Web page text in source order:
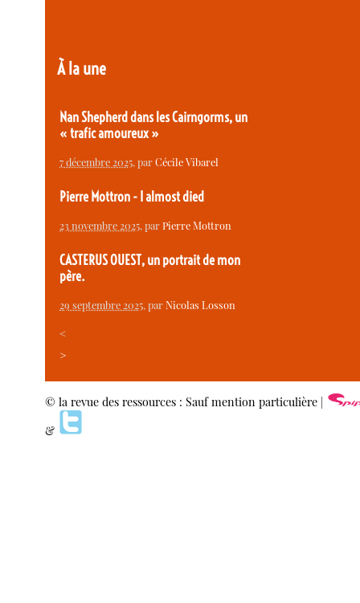
À la une
Nan Shepherd dans les Cairngorms, un
« trafic amoureux »
7 décembre 2025, parCécile Vibarel
Pierre Mottron - I almost died
23 novembre 2025, parPierre Mottron
CASTERUS OUEST, un portrait de mon
père.
29 septembre 2025, parNicolas Losson
<
>
© la revue des ressources : Sauf mention particulière |
&